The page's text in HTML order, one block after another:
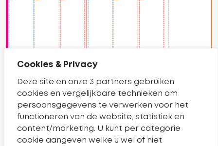
Cookies & Privacy
Deze site en onze 3 partners gebruiken
cookies en vergelijkbare technieken om
persoonsgegevens te verwerken voor het
functioneren van de website, statistiek en
content/marketing. U kunt per categorie
cookie aangeven welke u wel of niet